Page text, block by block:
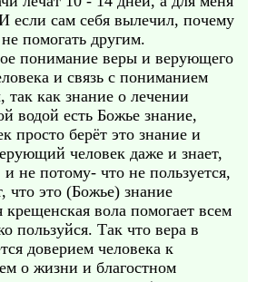
если сам себя вылечил, почему
помогать другим.
понимание веры и верующего
и связь с пониманием
как знание о лечении
водой есть Божье знание,
просто берёт это знание и
человек даже и знает,
и не потому- что не пользуется,
что это (Божье) знание
крещенская вола помогает всем
пользуйся. Так что вера в
доверием человека к
о жизни и благостном